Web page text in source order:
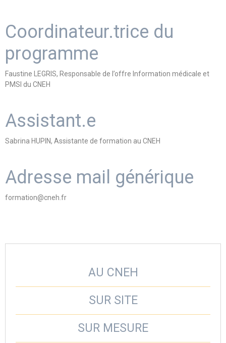
Coordinateur.trice du
programme
Faustine LEGRIS, Responsable de l’offre Information médicale et
PMSI du CNEH
Assistant.e
Sabrina HUPIN, Assistante de formation au CNEH
Adresse mail générique
formation@cneh.fr
AU CNEH
SUR SITE
SUR MESURE